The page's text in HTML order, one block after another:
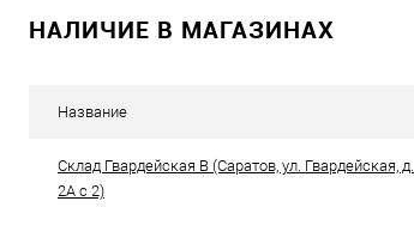
НАЛИЧИЕ В МАГАЗИНАХ
Название
Склад Гвардейская В (Саратов, ул. Гвардейская, д.
2А с 2)